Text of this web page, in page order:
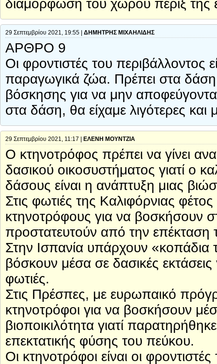
διαμόρφωση του χώρου πέριξ της
29 Σεπτεμβρίου 2021, 19:55 | ΔΗΜΗΤΡΗΣ ΜΙΧΑΗΛΙΔΗΣ
ΑΡΘΡΟ 9
Οι φροντιστές του περιβάλλοντος
παραγωγικά ζώα. Πρέπει στα
βόσκησης για να μην
στα δάση, θα είχαμε λιγότερες και
29 Σεπτεμβρίου 2021, 11:17 | ΕΛΕΝΗ ΜΟΥΝΤΖΙΑ
Ο κτηνοτρόφος πρέπει να γίνει
δασικού οικοσυστήματος γιατί ο
δάσους είναι η ανάπτυξη μιας
Στις φωτιές της Καλιφόρνιας
κτηνοτρόφους για να βοσκήσουν
προστατευτούν από την επέκταση
Στην Ισπανία υπάρχουν
βόσκουν μέσα σε δασικές
φωτιές.
Στις Πρέσπες, με ευρωπαικό
κτηνοτρόφοι για να βοσκήσουν
βιοποικιλότητα γιατί
επεκτατικής φύσης του πεύκου.
Οι κτηνοτρόφοι είναι οι